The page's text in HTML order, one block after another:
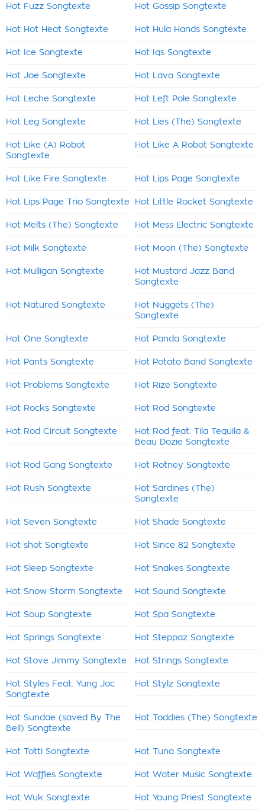
Hot Fuzz Songtexte Hot Gossip Songtexte
Hot Hot Heat Songtexte Hot Hula Hands Songtexte
Hot Ice Songtexte Hot Iqs Songtexte
Hot Joe Songtexte Hot Lava Songtexte
Hot Leche Songtexte Hot Left Pole Songtexte
Hot Leg Songtexte Hot Lies (The) Songtexte
Hot Like (A) Robot
Songtexte
Hot Like A Robot Songtexte
Hot Like Fire Songtexte Hot Lips Page Songtexte
Hot Lips Page Trio Songtexte Hot Little Rocket Songtexte
Hot Melts (The) Songtexte Hot Mess Electric Songtexte
Hot Milk Songtexte Hot Moon (The) Songtexte
Hot Mulligan Songtexte
Hot Mustard Jazz Band
Songtexte
Hot Natured Songtexte
Hot Nuggets (The)
Songtexte
Hot One Songtexte Hot Panda Songtexte
Hot Pants Songtexte Hot Potato Band Songtexte
Hot Problems Songtexte Hot Rize Songtexte
Hot Rocks Songtexte Hot Rod Songtexte
Hot Rod Circuit Songtexte
Hot Rod feat. Tila Tequila &
Beau Dozie Songtexte
Hot Rod Gang Songtexte Hot Rotney Songtexte
Hot Rush Songtexte
Hot Sardines (The)
Songtexte
Hot Seven Songtexte Hot Shade Songtexte
Hot shot Songtexte Hot Since 82 Songtexte
Hot Sleep Songtexte Hot Snakes Songtexte
Hot Snow Storm Songtexte Hot Sound Songtexte
Hot Soup Songtexte Hot Spa Songtexte
Hot Springs Songtexte Hot Steppaz Songtexte
Hot Stove Jimmy Songtexte Hot Strings Songtexte
Hot Styles Feat. Yung Joc
Songtexte
Hot Stylz Songtexte
Hot Sundae (saved By The
Bell) Songtexte
Hot Toddies (The) Songtexte
Hot Totti Songtexte Hot Tuna Songtexte
Hot Waffles Songtexte Hot Water Music Songtexte
Hot Wuk Songtexte Hot Young Priest Songtexte